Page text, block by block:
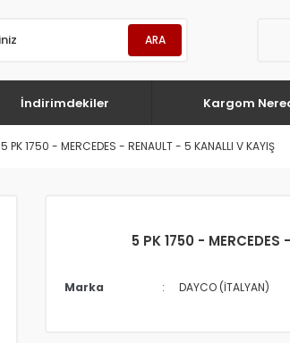
ARA
İndirimdekiler Kargom
5 PK 1750 - MERCEDES - RENAULT - 5 KANALLI V KAYIŞ
5 PK 1750 - MERCEDES
Marka DAYCO (İTALYAN)